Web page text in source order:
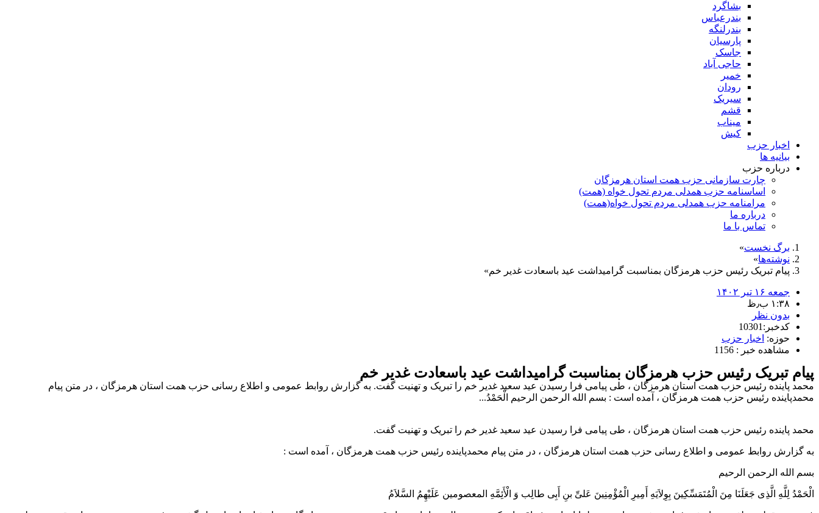
بشاگرد
بندرعباس
بندرلنگه
پارسیان
جاسک
حاجی آباد
خمیر
رودان
سیریک
قشم
میناب
کیش
اخبار حزب
بیانیه ها
درباره حزب
چارت سازمانی حزب همت استان هرمزگان
اساسنامه حزب همدلی مردم تحول خواه (همت)
مرامنامه حزب همدلی مردم تحول خواه(همت)
درباره ما
تماس با ما
برگ نخست
نوشته‌ها
پیام تبریک رئیس حزب هرمزگان بمناسبت گرامیداشت عید باسعادت غدیر خم
جمعه ۱۶ تیر ۱۴۰۲
۱:۳۸ ب٫ظ
بدون نظر
کدخبر:10301
حوزه: اخبار حزب
مشاهده خبر : 1156
پیام تبریک رئیس حزب هرمزگان بمناسبت گرامیداشت عید باسعادت غدیر خم
محمد پاینده رئیس حزب همت استان هرمزگان ، طی پیامی فرا رسیدن عید سعید غدیر خم را تبریک و تهنیت گفت. به گزارش روابط عمومی و اطلاع رسانی حزب همت استان هرمزگان ، در متن پیام
محمدپاینده رئیس حزب همت هرمزگان ، آمده است : بسم الله الرحمن الرحیم الْحَمْدُ...
محمد پاینده رئیس حزب همت استان هرمزگان ، طی پیامی فرا رسیدن عید سعید غدیر خم را تبریک و تهنیت گفت.
به گزارش روابط عمومی و اطلاع رسانی حزب همت استان هرمزگان ، در متن پیام محمدپاینده رئیس حزب همت هرمزگان ، آمده است :
بسم الله الرحمن الرحیم
الْحَمْدُ لِلَّهِ الَّذِی جَعَلَنَا مِنَ الْمُتَمَسِّکِینَ بِوِلاَیَهِ أَمِیرِ الْمُؤْمِنِینَ عَلیِّ بنِ أَبِی طالِب وَ الْأَئِمَّهِ المعصومین عَلَیْهِمُ السَّلاَمُ